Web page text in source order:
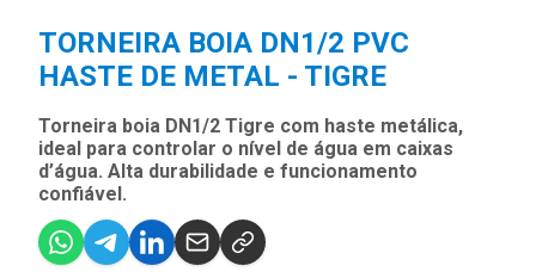
TORNEIRA BOIA DN1/2 PVC
HASTE DE METAL - TIGRE
Torneira boia DN1/2 Tigre com haste metálica,
ideal para controlar o nível de água em caixas
d’água. Alta durabilidade e funcionamento
confiável.